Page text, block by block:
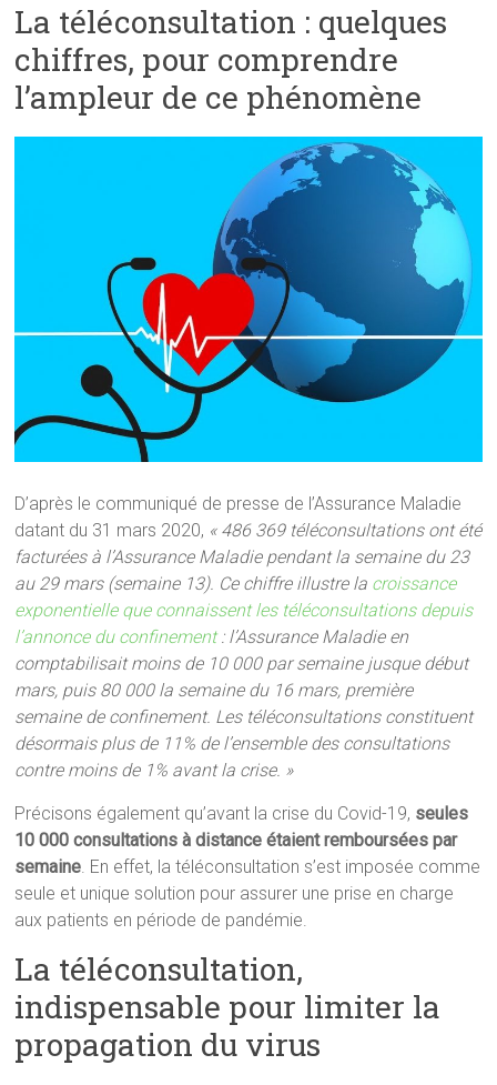
La téléconsultation : quelques
chiffres, pour comprendre
l’ampleur de ce phénomène
D’après le communiqué de presse de l’Assurance Maladie
datant du 31 mars 2020, « 486 369 téléconsultations ont été
facturées à l’Assurance Maladie pendant la semaine du 23
au 29 mars (semaine 13). Ce chiffre illustre la croissance
exponentielle que connaissent les téléconsultations depuis
l’annonce du confinement: l’Assurance Maladie en
comptabilisait moins de 10 000 par semaine jusque début
mars, puis 80 000 la semaine du 16 mars, première
semaine de confinement. Les téléconsultations constituent
désormais plus de 11% de l’ensemble des consultations
contre moins de 1% avant la crise. »
Précisons également qu’avant la crise du Covid-19, seules
10 000 consultations à distance étaient remboursées par
semaine. En effet, la téléconsultation s’est imposée comme
seule et unique solution pour assurer une prise en charge
aux patients en période de pandémie.
La téléconsultation,
indispensable pour limiter la
propagation du virus